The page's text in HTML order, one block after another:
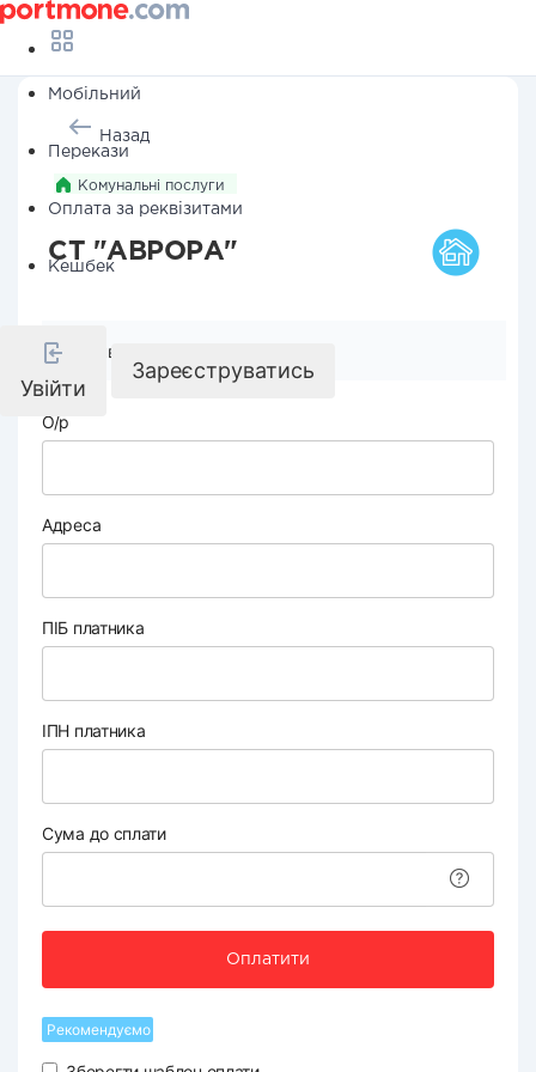
Мобільний
Перекази
Оплата за реквізитами
Кешбек
Увійти
Зареєструватись
Назад
Комунальні послуги
СТ "АВРОРА"
Реквізити компанії
О/р
Адреса
ПІБ платника
ІПН платника
Сума до сплати
Оплатити
Рекомендуємо